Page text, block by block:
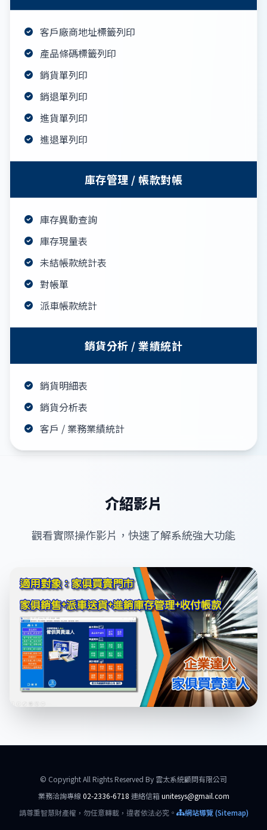
客戶廠商地址標籤列印
產品條碼標籤列印
銷貨單列印
銷退單列印
進貨單列印
進退單列印
庫存管理 / 帳款對帳
庫存異動查詢
庫存現量表
未結帳款統計表
對帳單
派車帳款統計
銷貨分析 / 業績統計
銷貨明細表
銷貨分析表
客戶 / 業務業績統計
介紹影片
觀看實際操作影片，快速了解系統強大功能
© Copyright All Rights Reserved By 雲太系統顧問有限公司
業務洽詢專線 02-2336-6718 連絡信箱unitesys@gmail.com
請尊重智慧財產權，勿任意轉載，違者依法必究。
網站導覽 (Sitemap)